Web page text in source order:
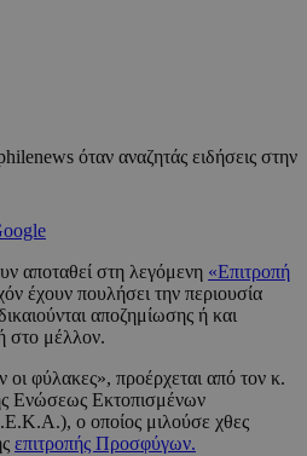
όταν αναζητάς ειδήσεις στην
αποταθεί στη λεγόμενη «Επιτροπή
έχουν πουλήσει την περιουσία
αποζημίωσης ή και
στο μέλλον.
φύλακες», προέρχεται από τον κ.
Ενώσεως Εκτοπισμένων
ο οποίος μιλούσε χθες
επιτροπής Προσφύγων.